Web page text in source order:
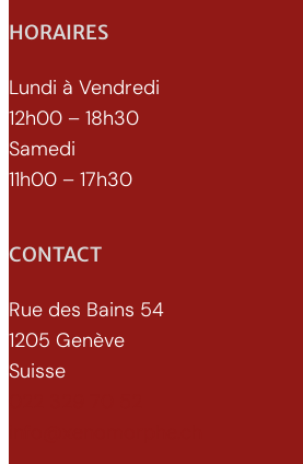
HORAIRES
Lundi à Vendredi
12h00 – 18h30
Samedi
11h00 – 17h30
CONTACT
Rue des Bains 54
1205 Genève
Suisse